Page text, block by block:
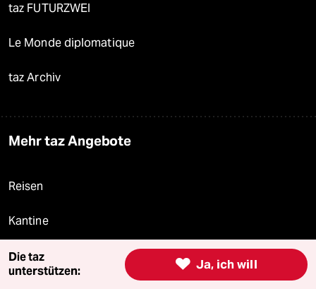
taz FUTURZWEI
Le Monde diplomatique
taz Archiv
Mehr taz Angebote
Reisen
Kantine
Shop
 Ja, ich will
Die taz
unterstützen: